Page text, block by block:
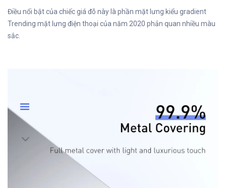
Điều nổi bật của chiếc giá đõ này là phần mặt lưng kiểu gradient
Trending mặt lưng điện thoại của năm 2020 phản quan nhiều màu
sắc.